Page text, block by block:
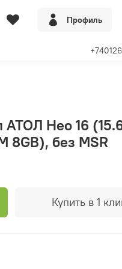
Профиль
Нео 16
8GB), без MSR
Купить в 1